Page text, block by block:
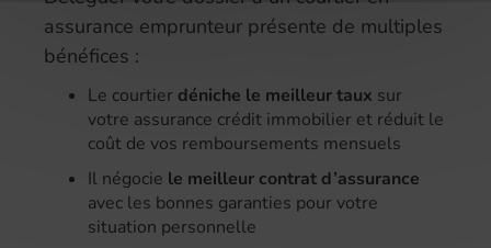
assurance emprunteur présente de multiples
bénéfices :
Le courtier déniche le meilleur taux sur
votre assurance crédit immobilier et réduit le
coût de vos remboursements mensuels
Il négocie le meilleur contrat d’assurance
avec les bonnes garanties pour votre
situation personnelle